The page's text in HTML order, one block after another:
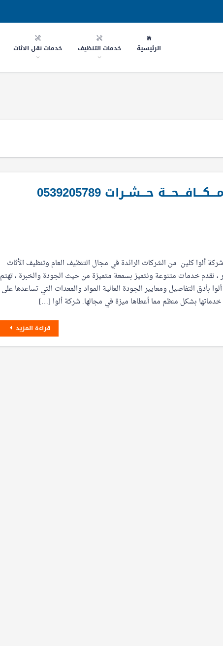
الرئيسية خدمات التنظيف خدمات نقل الاثاث
حـــشــرات 0539205789
ألوا كلين من الشركات الرائدة في مجال التنظيف العام وتنظيف الأثاث
، نقدم خدمات متنوعة ونتميز بسمعة متميزة من حيث الجودة والخبرة ، تهتم
بأدق التفاصيل ومعايير الجودة العالية المواد والمعدات التي تساعدها على
بشكل منظم مما أعطاها ميزة في مجالها. شركة ألوا […]
قراءة المزيد